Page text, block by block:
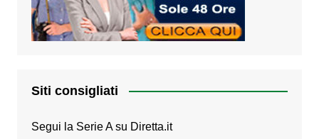
Siti consigliati
Segui la Serie A su Diretta.it